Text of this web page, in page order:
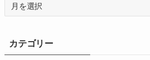
ブ
カテゴリー